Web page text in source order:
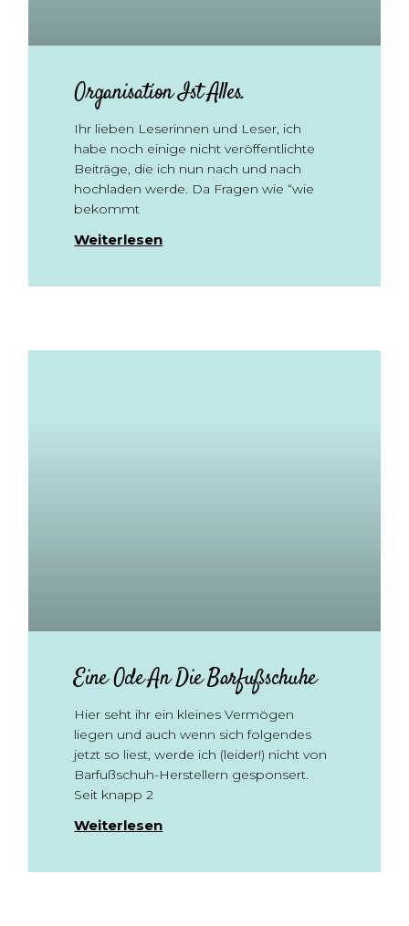
Organisation Ist Alles.
Ihr lieben Leserinnen und Leser, ich
habe noch einige nicht veröffentlichte
Beiträge, die ich nun nach und nach
hochladen werde. Da Fragen wie “wie
bekommt
Weiterlesen
Eine Ode An Die Barfußschuhe
Hier seht ihr ein kleines Vermögen
liegen und auch wenn sich folgendes
jetzt so liest, werde ich (leider!) nicht von
Barfußschuh-Herstellern gesponsert.
Seit knapp 2
Weiterlesen